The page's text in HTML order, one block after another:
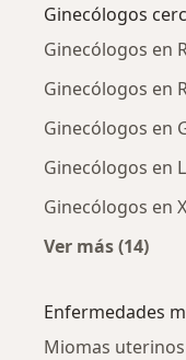
Ginecólogos
Ginecólogos en
Ginecólogos en
Ginecólogos en
Ginecólogos en
Ginecólogos en
Ver más (14)
Enfermedades
Miomas